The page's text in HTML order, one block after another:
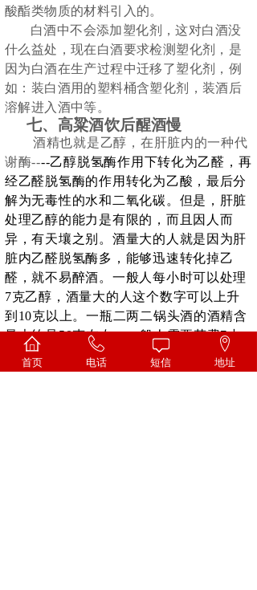
酸酯类物质的材料引入的。
白酒中不会添加塑化剂，这对白酒没
什么益处，现在白酒要求检测塑化剂，是
因为白酒在生产过程中迁移了塑化剂，例
如：装白酒用的塑料桶含塑化剂，装酒后
溶解进入酒中等。
七、 高粱酒饮后醒酒慢
酒精也就是乙醇，在肝脏内的一种代
谢酶----乙醇脱氢酶作用下转化为乙醛，再
经乙醛脱氢酶的作用转化为乙酸，最后分
解为无毒性的水和二氧化碳。但是，肝脏
处理乙醇的能力是有限的，而且因人而
异，有天壤之别。酒量大的人就是因为肝
脏内乙醛脱氢酶多，能够迅速转化掉乙
醛，就不易醉酒。一般人每小时可以处理
7克乙醇，酒量大的人这个数字可以上升
到10克以上。一瓶二两二锅头酒的酒精含
量大约是50克左右，一般人需要花费7小
时才能处理完
。也就是说，在这7小时
中，饮酒者体内的所有器官都要处在乙醛
首页 电话 短信 地址